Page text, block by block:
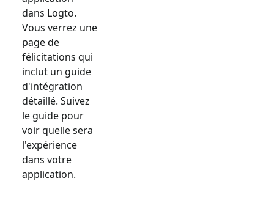
dans Logto.
Vous verrez une
page de
félicitations qui
inclut un guide
d'intégration
détaillé. Suivez
le guide pour
voir quelle sera
l'expérience
dans votre
application.